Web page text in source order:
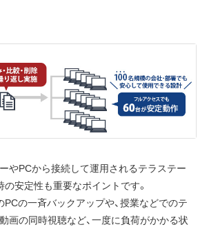
やPCから接続して運用されるテラステー
の安定性も重要なポイントです。
PCの一斉バックアップや、授業などでのテ
画の同時視聴など、一度に負荷がかかる状